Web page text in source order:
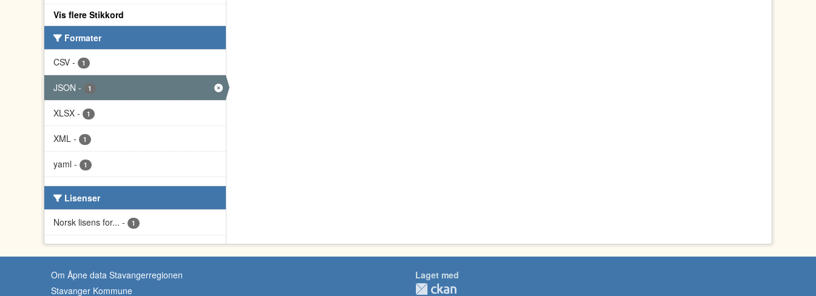
Vis flere Stikkord
Formater
CSV - 1
JSON - 1
XLSX - 1
XML - 1
yaml - 1
Lisenser
Norsk lisens for... - 1
Om Åpne data Stavangerregionen
Stavanger Kommune
Laget med